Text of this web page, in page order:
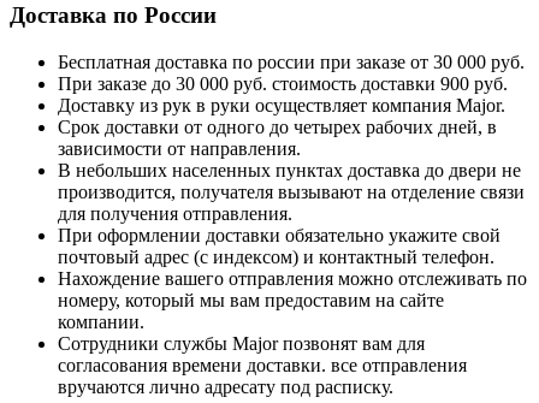
Доставка по России
Бесплатная доставка по россии при заказе от 30 000 руб.
При заказе до 30 000 руб. стоимость доставки 900 руб.
Доставку из рук в руки осуществляет компания Major.
Срок доставки от одного до четырех рабочих дней, в
зависимости от направления.
В небольших населенных пунктах доставка до двери не
производится, получателя вызывают на отделение связи
для получения отправления.
При оформлении доставки обязательно укажите свой
почтовый адрес (с индексом) и контактный телефон.
Нахождение вашего отправления можно отслеживать по
номеру, который мы вам предоставим на сайте
компании.
Сотрудники службы Major позвонят вам для
согласования времени доставки. все отправления
вручаются лично адресату под расписку.